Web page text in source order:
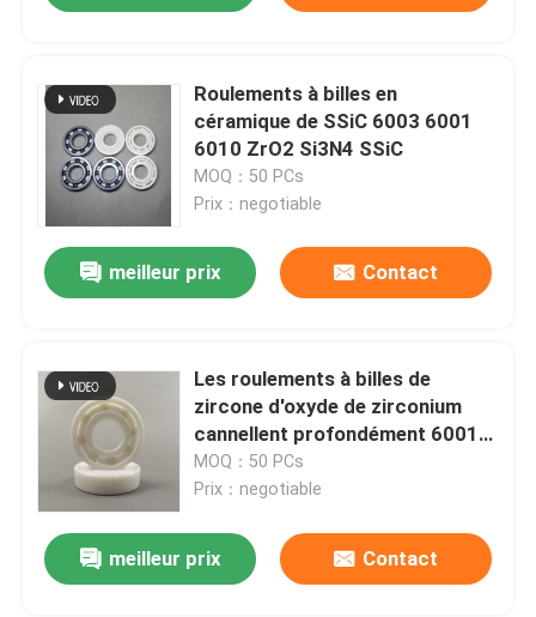
Roulements à billes en
céramique de SSiC 6003 6001
6010 ZrO2 Si3N4 SSiC
MOQ：50 PCs
Prix：negotiable
meilleur prix Contact
Les roulements à billes de
zircone d'oxyde de zirconium
cannellent profondément 6001
12x28x7mm
MOQ：50 PCs
Prix：negotiable
meilleur prix Contact